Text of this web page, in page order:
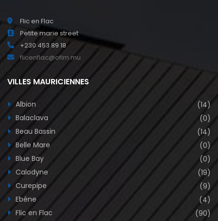
Flic en Flac
Petite marie street
+230 453 89 18
flicenflac@ofim.mu
VILLES MAURICIENNES
Albion
(14)
Balaclava
(0)
Beau Bassin
(14)
Belle Mare
(0)
Blue Bay
(0)
Calodyne
(19)
Curepipe
(9)
Ebène
(4)
Flic en Flac
(90)